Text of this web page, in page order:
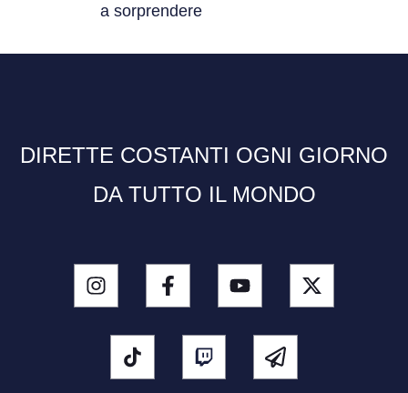
a sorprendere
DIRETTE COSTANTI OGNI GIORNO
DA TUTTO IL MONDO